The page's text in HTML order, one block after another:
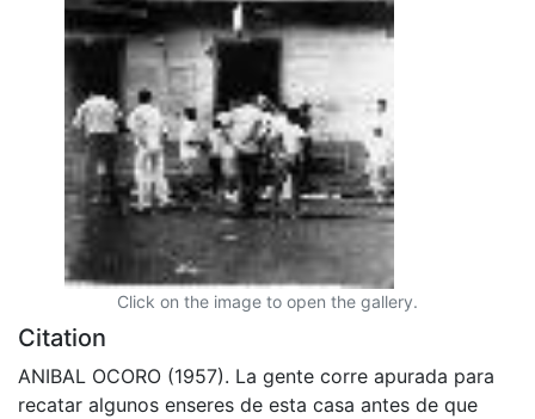
Click on the image to open the gallery.
Citation
ANIBAL OCORO (1957). La gente corre apurada para
recatar algunos enseres de esta casa antes de que